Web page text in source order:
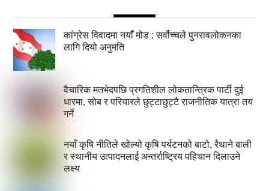
कांग्रेस विवादमा नयाँ मोड : सर्वोच्चले पुनरावलोकनका
लागि दियो अनुमति
वैचारिक मतभेदपछि प्रगतिशील लोकतान्त्रिक पार्टी दुई
धारमा, सोब र परियारले छुट्टाछुट्टै राजनीतिक यात्रा तय
गर्ने
नयाँ कृषि नीतिले खोल्यो कृषि पर्यटनको बाटो, रैथाने बाली
र स्थानीय उत्पादनलाई अन्तर्राष्ट्रिय पहिचान दिलाउने
लक्ष्य